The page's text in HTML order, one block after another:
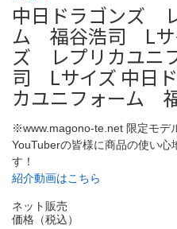
中日ドラゴンズ
ム 福谷浩司 Lサ
ズ レプリカユニ
司 Lサイズ 中日
カユニフォーム
※www.magono-te.net 限定モデ
YouTuberの皆様に商品の使い心
す！
紹介動画はこちら
ネット販売
価格（税込）